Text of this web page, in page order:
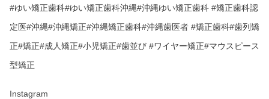
#ゆい矯正歯科#ゆい矯正歯科沖縄#沖縄ゆい矯正歯科 #矯正歯科認
定医#沖縄#沖縄矯正#沖縄矯正歯科#沖縄歯医者 #矯正歯科#歯列矯
正#矯正#成人矯正#小児矯正#歯並び #ワイヤー矯正#マウスピース
型矯正
Instagram